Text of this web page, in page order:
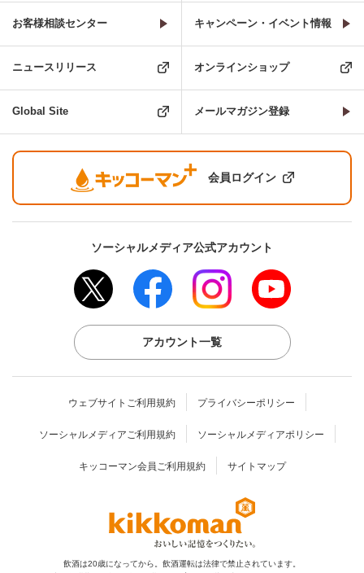
お客様相談センター キャンペーン・イベント情報
ニュースリリース オンラインショップ
Global Site メールマガジン登録
会員ログイン
ソーシャルメディア公式アカウント
アカウント一覧
ウェブサイトご利用規約 プライバシーポリシー
ソーシャルメディアご利用規約 ソーシャルメディアポリシー
キッコーマン会員ご利用規約 サイトマップ
飲酒は20歳になってから。飲酒運転は法律で禁止されています。